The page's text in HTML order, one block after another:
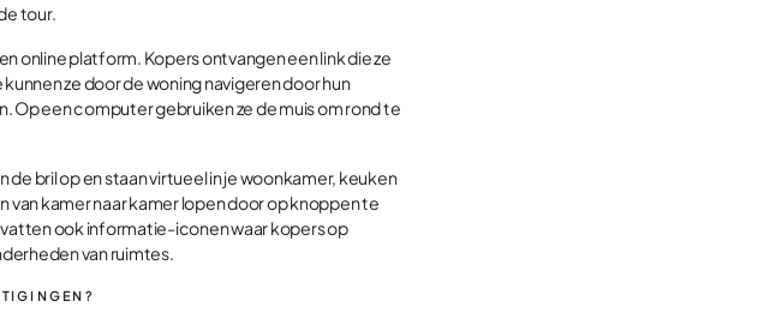
tour.
online platform. Kopers ontvangen een link die ze
ze door de woning navigeren door hun
een computer gebruiken ze de muis om rond te
bril op en staan virtueel in je woonkamer, keuken
van kamer naar kamer lopen door op knoppen te
ook informatie-iconen waar kopers op
van ruimtes.